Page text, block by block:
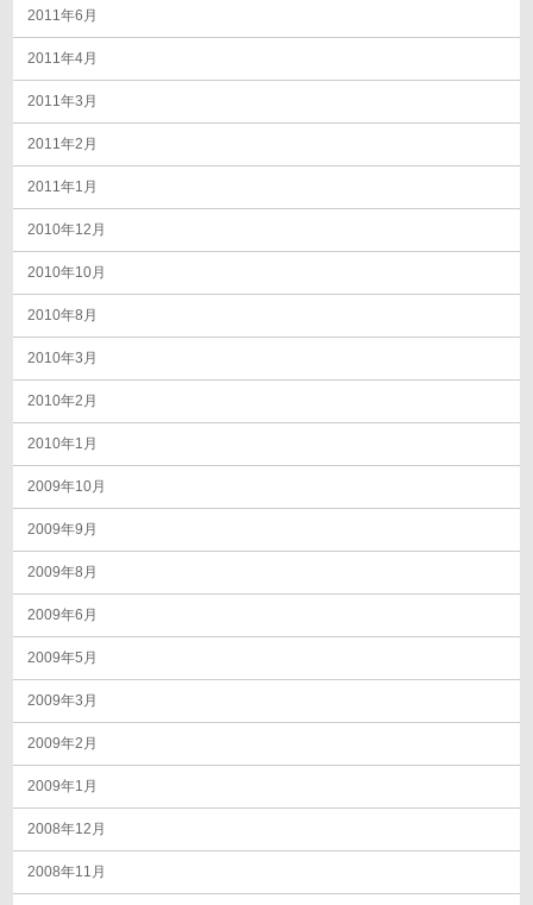
2011年6月
2011年4月
2011年3月
2011年2月
2011年1月
2010年12月
2010年10月
2010年8月
2010年3月
2010年2月
2010年1月
2009年10月
2009年9月
2009年8月
2009年6月
2009年5月
2009年3月
2009年2月
2009年1月
2008年12月
2008年11月